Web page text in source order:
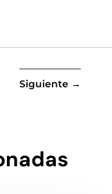
Siguiente →